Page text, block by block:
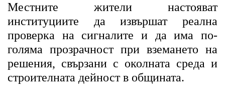
Местните жители настояват
институциите да извършат реална
проверка на сигналите и да има по-
голяма прозрачност при вземането на
решения, свързани с околната среда и
строителната дейност в общината.